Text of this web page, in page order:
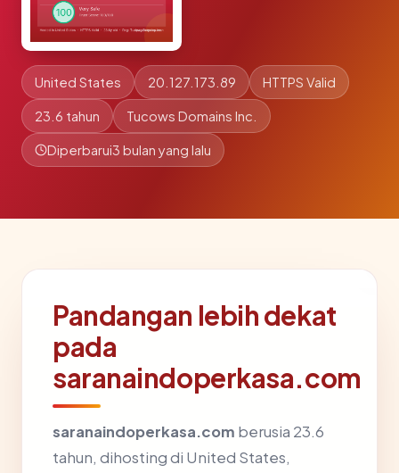
United States 20.127.173.89 HTTPS Valid
23.6 tahun Tucows Domains Inc.
Diperbarui3 bulan yang lalu
Pandangan lebih dekat
pada
saranaindoperkasa.com
saranaindoperkasa.com berusia 23.6
tahun, dihosting di United States,